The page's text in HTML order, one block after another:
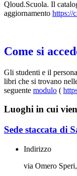
Qloud.Scuola. Il
aggiornamento https://
Come si
Gli studenti e il
libri che si trovano
seguente modulo (
Luoghi in cui
Sede staccata di
Indirizzo
via Omero